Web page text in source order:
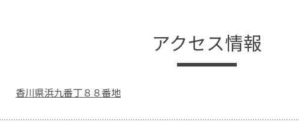
アクセス情報
香川県浜九番丁８８番地